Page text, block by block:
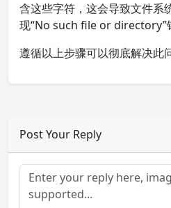
含这些字符，这会导致文件系
现“No such file or directory”
遵循以上步骤可以彻底解决此
Post Your Reply